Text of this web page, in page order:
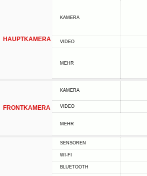
HAUPTKAMERA
KAMERA
VIDEO
MEHR
FRONTKAMERA
KAMERA
VIDEO
MEHR
SENSOREN
WI-FI
BLUETOOTH